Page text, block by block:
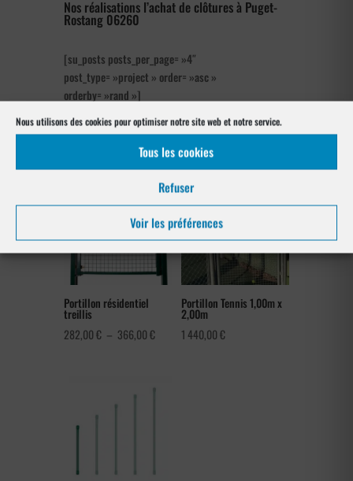
Nous utilisons des cookies pour optimiser notre site web et notre service.
Tous les cookies
Refuser
Voir les préférences
Nos réalisations l’achat de clôtures à Puget-
Rostang 06260
[su_posts posts_per_page= »4″
post_type= »project » order= »asc »
orderby= »rand »]
Notre gamme pour la pose
à Puget-Rostang 06260
Portillon résidentiel
treillis
282,00€ – 366,00€Plage
282,00 €
Portillon Tennis 1,00m x
2,00m
1 440,00€